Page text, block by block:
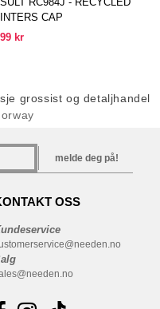
CAP
kr
grossist og detaljhandel
melde deg på!
OSS